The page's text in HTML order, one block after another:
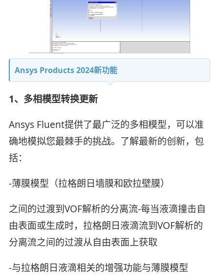
Ansys Products 2024新功能
1、多相模型转换更新
Ansys Fluent提供了最广泛的多相模型，可以准
确地模拟您最棘手的挑战。了解最新的创新，包
括：
-薄膜模型（拉格朗日墙膜和欧拉壁膜）
之间的过渡到VOF解析的分离流-每当液滴撞击自
由表面或生成时，拉格朗日液滴流到VOF解析的
分离流之间的过渡从自由表面上获取
-与拉格朗日液滴相关的增强功能与薄膜模型